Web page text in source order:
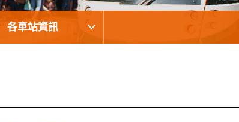
各車站資訊